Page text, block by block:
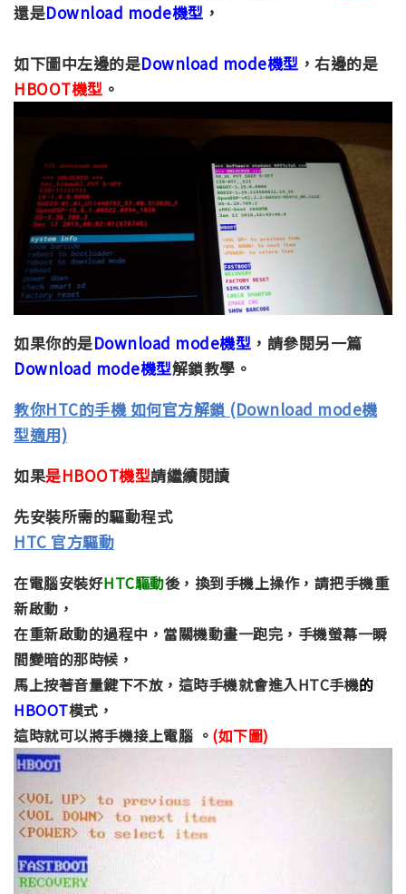
還是Download mode機型 ，
如下圖中左邊的是Download mode機型 ，右邊的是
HBOOT機型 。
如果你的是Download mode機型 ，請參閱另一篇
Download mode機型解鎖教學。
教你HTC的手機 如何官方解鎖 (Download mode機
型適用)
如果是HBOOT機型請繼續閱讀
先安裝所需的驅動程式
HTC 官方驅動
在電腦安裝好HTC驅動後，換到手機上操作，請把手機重
新啟動，
在重新啟動的過程中，當關機動畫一跑完，手機螢幕一瞬
間變暗的那時候，
馬上按著音量鍵下不放，這時手機就會進入HTC手機的
HBOOT模式，
這時就可以將手機接上電腦 。 (如下圖)